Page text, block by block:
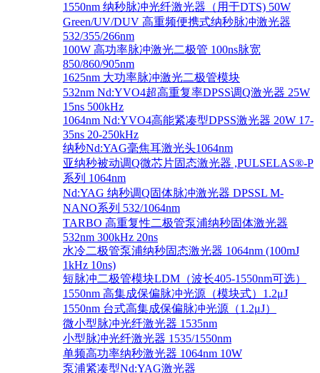
1550nm 纳秒脉冲光纤激光器（用于DTS) 50W
Green/UV/DUV 高重频便携式纳秒脉冲激光器
532/355/266nm
100W 高功率脉冲激光二极管 100ns脉宽
850/860/905nm
1625nm 大功率脉冲激光二极管模块
532nm Nd:YVO4超高重复率DPSS调Q激光器 25W
15ns 500kHz
1064nm Nd:YVO4高能紧凑型DPSS激光器 20W 17-
35ns 20-250kHz
纳秒Nd:YAG毫焦耳激光头1064nm
亚纳秒被动调Q微芯片固态激光器 ,PULSELAS®-P
系列 1064nm
Nd:YAG 纳秒调Q固体脉冲激光器 DPSSL M-
NANO系列 532/1064nm
TARBO 高重复性二极管泵浦纳秒固体激光器
532nm 300kHz 20ns
水冷二极管泵浦纳秒固态激光器 1064nm (100mJ
1kHz 10ns)
短脉冲二极管模块LDM（波长405-1550nm可选）
1550nm 高集成保偏脉冲光源（模块式）1.2μJ
1550nm 台式高集成保偏脉冲光源（1.2μJ）
微小型脉冲光纤激光器 1535nm
小型脉冲光纤激光器 1535/1550nm
单频高功率纳秒激光器 1064nm 10W
泵浦紧凑型Nd:YAG激光器